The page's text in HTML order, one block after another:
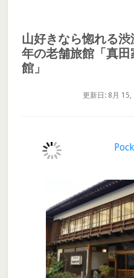
山好きなら惚れる
年の老舗旅館「真
館」
更新日: 8月 15,